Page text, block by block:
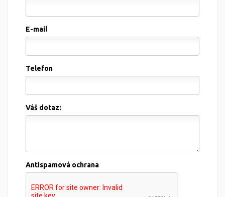
E-mail
Telefon
Váš dotaz:
Antispamová ochrana